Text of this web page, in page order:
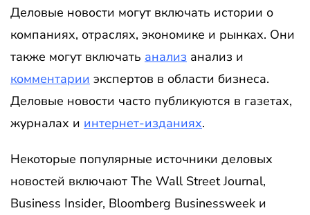
Деловые новости могут включать истории о
компаниях, отраслях, экономике и рынках. Они
также могут включать анализ анализ и
комментарии экспертов в области бизнеса.
Деловые новости часто публикуются в газетах,
журналах и интернет-изданиях.
Некоторые популярные источники деловых
новостей включают The Wall Street Journal,
Business Insider, Bloomberg Businessweek и